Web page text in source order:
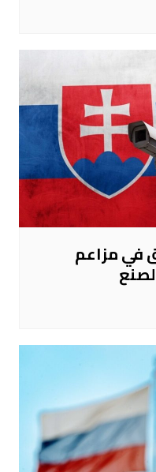
في مزاعم